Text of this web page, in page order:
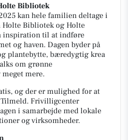
Bibliotek
kan hele familien deltage i
Holte Bibliotek og Holte
inspiration til at indføre
og haven. Dagen byder på
plantebytte, bæredygtig krea
om grønne
mere.
og der er mulighed for at
Frivilligcenter
i samarbejde med lokale
og virksomheder.